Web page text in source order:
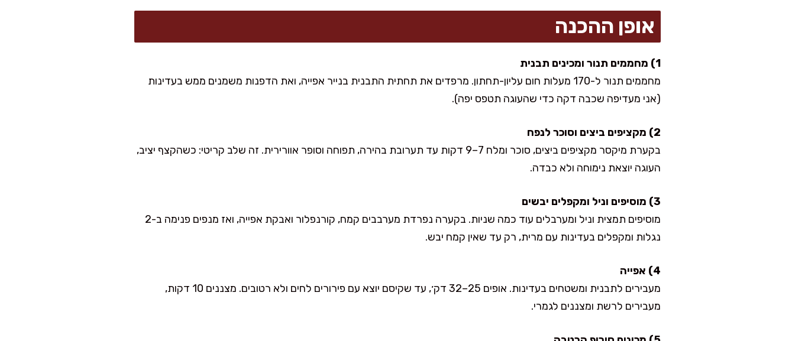
אופן ההכנה
1) מחממים תנור ומכינים תבנית
מחממים תנור ל-170 מעלות חום עליון-תחתון. מרפדים את תחתית התבנית בנייר אפייה, ואת הדפנות משמנים ממש בעדינות
(אני מעדיפה שכבה דקה כדי שהעוגה תטפס יפה).
2) מקציפים ביצים וסוכר לנפח
בקערת מיקסר מקציפים ביצים, סוכר ומלח 7–9 דקות עד תערובת בהירה, תפוחה וסופר אוורירית. זה שלב קריטי: כשהקצף יציב,
העוגה יוצאת נימוחה ולא כבדה.
3) מוסיפים וניל ומקפלים יבשים
מוסיפים תמצית וניל ומערבלים עוד כמה שניות. בקערה נפרדת מערבבים קמח, קורנפלור ואבקת אפייה, ואז מנפים פנימה ב-2
נגלות ומקפלים בעדינות עם מרית, רק עד שאין קמח יבש.
4) אפייה
מעבירים לתבנית ומשטחים בעדינות. אופים 25–32 דק׳, עד שקיסם יוצא עם פירורים לחים ולא רטובים. מצננים 10 דקות,
מעבירים לרשת ומצננים לגמרי.